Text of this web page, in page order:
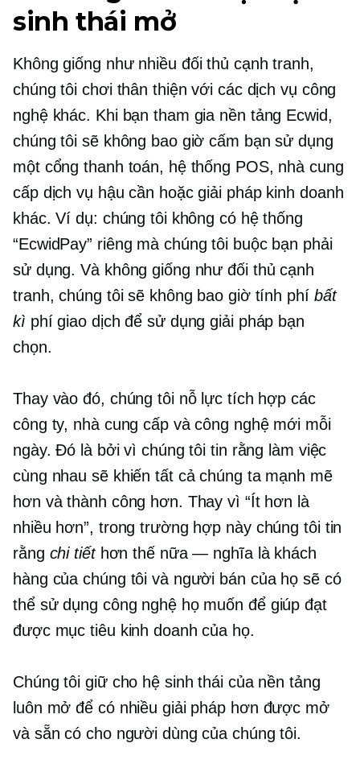
sinh thái mở
Không giống như nhiều đối thủ cạnh tranh,
chúng tôi chơi thân thiện với các dịch vụ công
nghệ khác. Khi bạn tham gia nền tảng Ecwid,
chúng tôi sẽ không bao giờ cấm bạn sử dụng
một cổng thanh toán, hệ thống POS, nhà cung
cấp dịch vụ hậu cần hoặc giải pháp kinh doanh
khác. Ví dụ: chúng tôi không có hệ thống
“EcwidPay” riêng mà chúng tôi buộc bạn phải
sử dụng. Và không giống như đối thủ cạnh
tranh, chúng tôi sẽ không bao giờ tính phí bất
kì phí giao dịch để sử dụng giải pháp bạn
chọn.
Thay vào đó, chúng tôi nỗ lực tích hợp các
công ty, nhà cung cấp và công nghệ mới mỗi
ngày. Đó là bởi vì chúng tôi tin rằng làm việc
cùng nhau sẽ khiến tất cả chúng ta mạnh mẽ
hơn và thành công hơn. Thay vì “Ít hơn là
nhiều hơn”, trong trường hợp này chúng tôi tin
rằng chi tiếthơn thế nữa — nghĩa là khách
hàng của chúng tôi và người bán của họ sẽ có
thể sử dụng công nghệ họ muốn để giúp đạt
được mục tiêu kinh doanh của họ.
Chúng tôi giữ cho hệ sinh thái của nền tảng
luôn mở để có nhiều giải pháp hơn được mở
và sẵn có cho người dùng của chúng tôi.